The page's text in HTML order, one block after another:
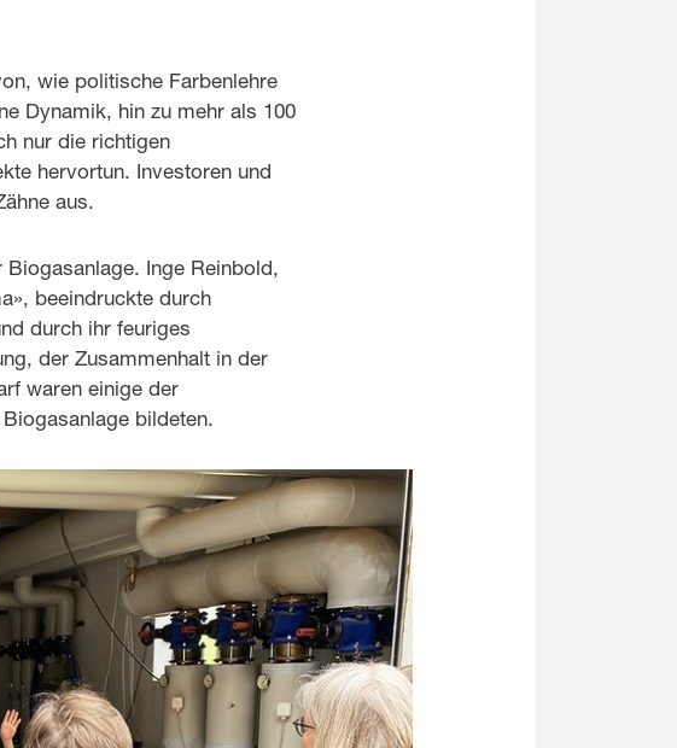
wie politische Farbenlehre
Dynamik, hin zu mehr als 100
nur die richtigen
hervortun. Investoren und
aus.
Inge Reinbold,
beeindruckte durch
durch ihr feuriges
der Zusammenhalt in der
waren einige der
bildeten.